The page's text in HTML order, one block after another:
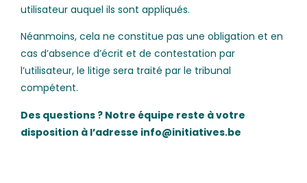
utilisateur auquel ils sont appliqués.
Néanmoins, cela ne constitue pas une obligation et en
cas d’absence d’écrit et de contestation par
l’utilisateur, le litige sera traité par le tribunal
compétent.
Des questions ? Notre équipe reste à votre
disposition à l’adresse info@initiatives.be